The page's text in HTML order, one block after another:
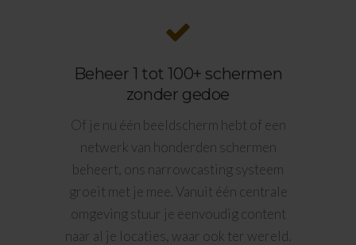
Beheer 1 tot 100+ schermen
zonder gedoe
Of je nu één beeldscherm hebt of een
netwerk van honderden schermen
beheert, ons narrowcasting systeem
groeit met je mee. Vanuit één centrale
omgeving stuur je eenvoudig content
naar al je locaties, waar ook ter wereld.